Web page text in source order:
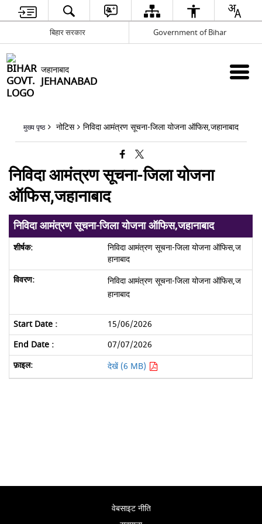
बिहार सरकार Government of Bihar
जहानाबाद
JEHANABAD
मुख्य पृष्ठ नोटिस निविदा आमंत्रण सूचना-जिला योजना ऑफिस,जहानाबाद
निविदा आमंत्रण सूचना-जिला योजना
ऑफिस,जहानाबाद
निविदा आमंत्रण सूचना-जिला योजना ऑफिस,जहानाबाद
निविदा आमंत्रण सूचना-जिला योजना ऑफिस,ज
हानाबाद
निविदा आमंत्रण सूचना-जिला योजना ऑफिस,ज
हानाबाद
15/06/2026
07/07/2026
देखें (6 MB)
वेबसाइट नीति